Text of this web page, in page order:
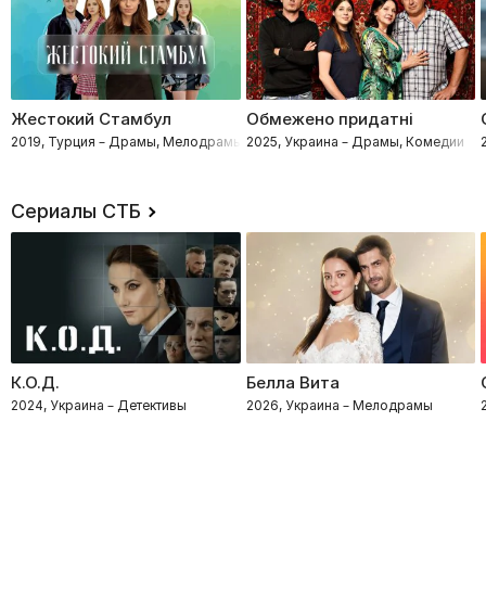
Жестокий Стамбул
2019, Турция – Драмы, Мелодрамы
Обмежено придатні
2025, Украина – Драмы, Комедии
Сериалы СТБ
К.О.Д.
2024, Украина – Детективы
Белла Вита
2026, Украина – Мелодрамы